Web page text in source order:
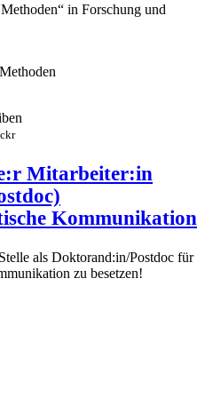
in Forschung und
Mitarbeiter:in
Kommunikation
als Doktorand:in/Postdoc für
zu besetzen!